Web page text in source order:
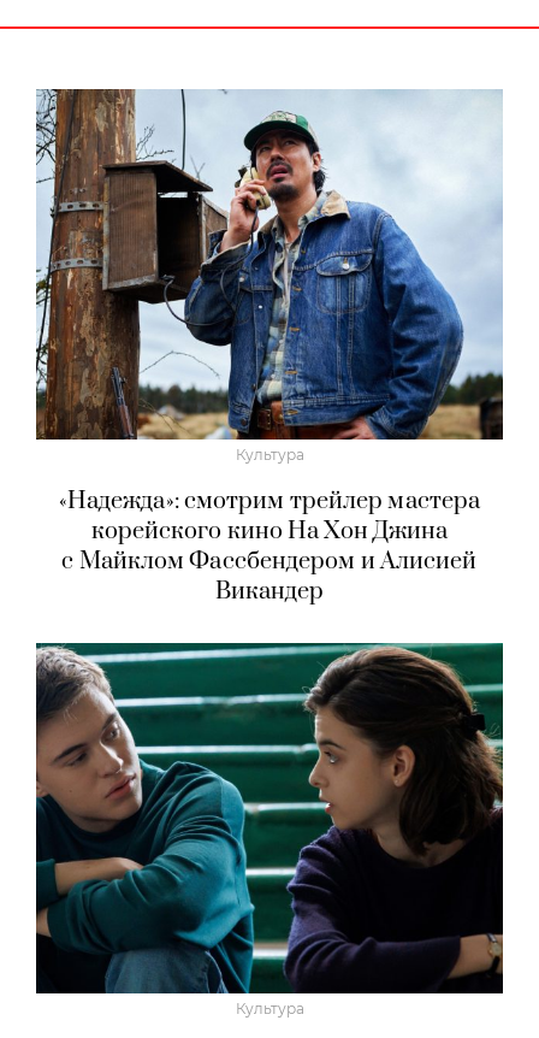
Культура
«Надежда»: смотрим трейлер мастера
корейского кино На Хон Джина
с Майклом Фассбендером и Алисией
Викандер
Культура